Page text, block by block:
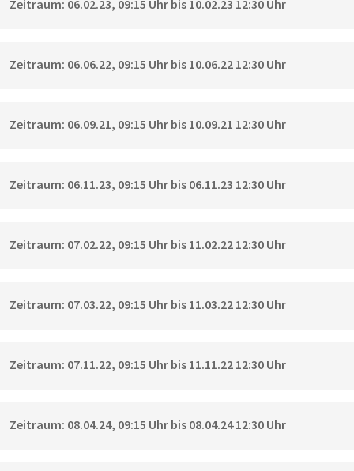
Zeitraum: 06.02.23, 09:15 Uhr bis 10.02.23 12:30 Uhr
Zeitraum: 06.06.22, 09:15 Uhr bis 10.06.22 12:30 Uhr
Zeitraum: 06.09.21, 09:15 Uhr bis 10.09.21 12:30 Uhr
Zeitraum: 06.11.23, 09:15 Uhr bis 06.11.23 12:30 Uhr
Zeitraum: 07.02.22, 09:15 Uhr bis 11.02.22 12:30 Uhr
Zeitraum: 07.03.22, 09:15 Uhr bis 11.03.22 12:30 Uhr
Zeitraum: 07.11.22, 09:15 Uhr bis 11.11.22 12:30 Uhr
Zeitraum: 08.04.24, 09:15 Uhr bis 08.04.24 12:30 Uhr